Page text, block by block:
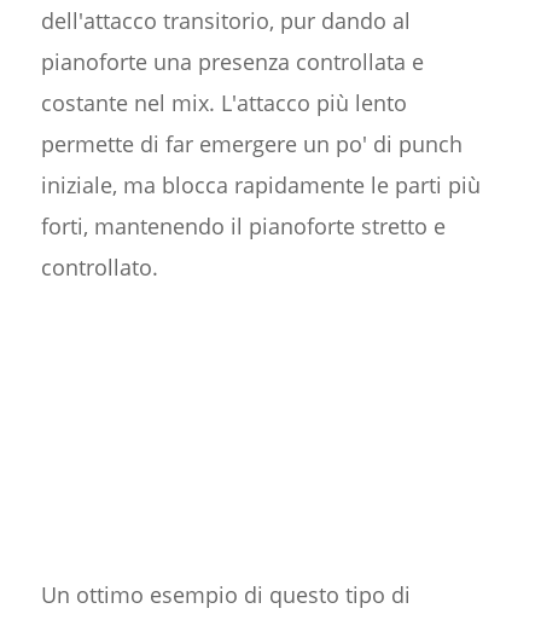
dell'attacco transitorio, pur dando al
pianoforte una presenza controllata e
costante nel mix. L'attacco più lento
permette di far emergere un po' di punch
iniziale, ma blocca rapidamente le parti più
forti, mantenendo il pianoforte stretto e
controllato.
Un ottimo esempio di questo tipo di